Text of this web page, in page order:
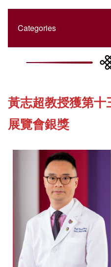
社交媒體專欄
《新亞簡訊》
《新亞書院概覽》
新亞影集
影片庫
Categories
College Updates
Cultural Topics
Staff Engagement
Alumni Connections
黃志超教授獲第十
展覽會銀獎